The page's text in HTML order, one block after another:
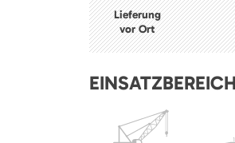
Lieferung
vor Ort